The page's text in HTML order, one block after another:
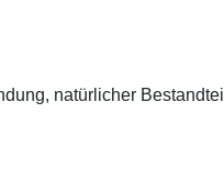
natürlicher Bestandteil